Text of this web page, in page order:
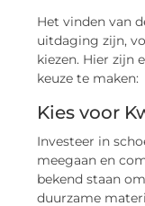
Het vinden van
uitdaging zijn,
kiezen. Hier zijn
keuze te maken:
Kies voor
Investeer in
meegaan en
bekend staan
duurzame